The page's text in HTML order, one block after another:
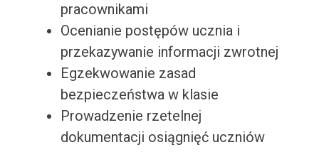
pracownikami
Ocenianie postępów ucznia i
przekazywanie informacji zwrotnej
Egzekwowanie zasad
bezpieczeństwa w klasie
Prowadzenie rzetelnej
dokumentacji osiągnięć uczniów